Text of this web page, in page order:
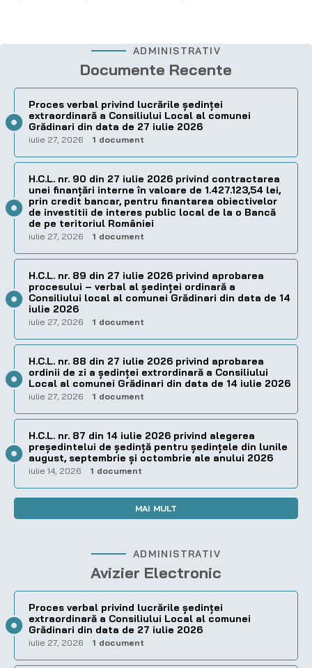
ADMINISTRATIV
Documente Recente
Proces verbal privind lucrările ședinței
extraordinară a Consiliului Local al comunei
Grădinari din data de 27 iulie 2026
iulie 27, 2026 1 document
H.C.L. nr. 90 din 27 iulie 2026 privind contractarea
unei finanțări interne în valoare de 1.427.123,54 lei,
prin credit bancar, pentru finantarea obiectivelor
de investitii de interes public local de la o Bancă
de pe teritoriul României
iulie 27, 2026 1 document
H.C.L. nr. 89 din 27 iulie 2026 privind aprobarea
procesului – verbal al şedinţei ordinară a
Consiliului local al comunei Grădinari din data de 14
iulie 2026
iulie 27, 2026 1 document
H.C.L. nr. 88 din 27 iulie 2026 privind aprobarea
ordinii de zi a şedinţei extrordinară a Consiliului
Local al comunei Grădinari din data de 14 iulie 2026
iulie 27, 2026 1 document
H.C.L. nr. 87 din 14 iulie 2026 privind alegerea
preşedintelui de şedinţă pentru ședințele din lunile
august, septembrie și octombrie ale anului 2026
iulie 14, 2026 1 document
MAI MULT
ADMINISTRATIV
Avizier Electronic
Proces verbal privind lucrările ședinței
extraordinară a Consiliului Local al comunei
Grădinari din data de 27 iulie 2026
iulie 27, 2026 1 document